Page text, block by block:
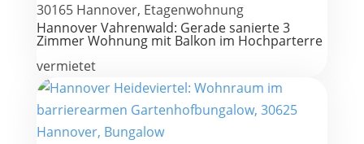
30165 Hannover, Etagenwohnung
Hannover Vahrenwald: Gerade sanierte 3
Zimmer Wohnung mit Balkon im Hochparterre
vermietet